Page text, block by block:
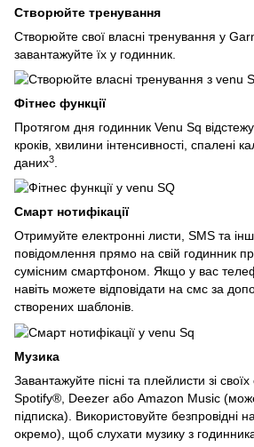
Створюйте тренування
Створюйте свої власні тренування у
завантажуйте їх у годинник.
Фітнес функції
Протягом дня годинник Venu Sq
кроків, хвилини інтенсивності, спалені
даних3
Смарт нотифікації
Отримуйте електронні листи, SMS та
повідомлення прямо на свій годинник
сумісним смартфоном. Якщо у вас
навіть можете відповідати на смс за
створених шаблонів.
Музика
Завантажуйте пісні та плейлисти зі своїх
Spotify®, Deezer або Amazon Music
підписка). Використовуйте безпровідні
окремо), щоб слухати музику з